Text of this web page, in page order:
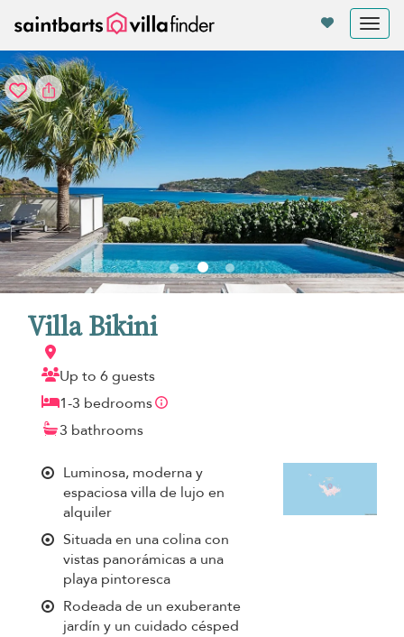
Villa Bikini
Up to 6 guests
1-3 bedrooms
3 bathrooms
Luminosa, moderna y
espaciosa villa de lujo en
alquiler
Situada en una colina con
vistas panorámicas a una
playa pintoresca
Rodeada de un exuberante
jardín y un cuidado césped
Panel de gestión de cookies